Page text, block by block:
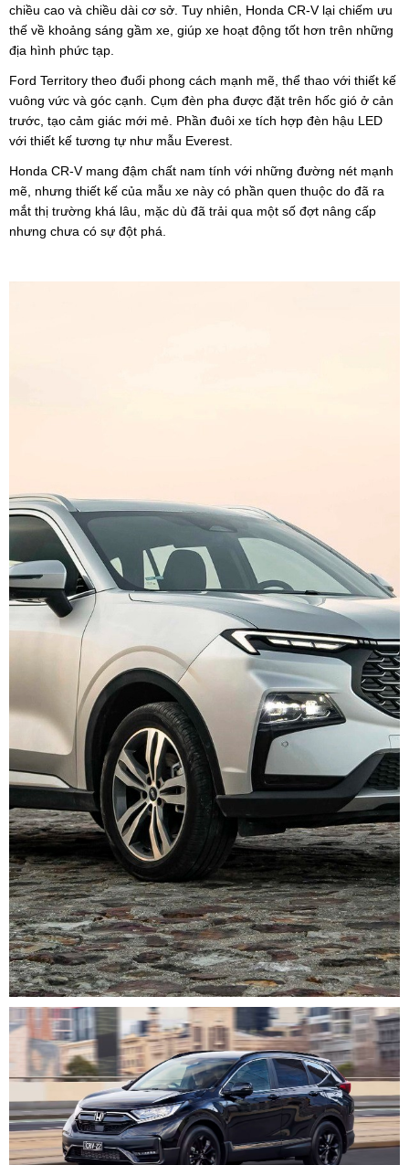
chiều cao và chiều dài cơ sở. Tuy nhiên, Honda CR-V lại chiếm ưu
thế về khoảng sáng gầm xe, giúp xe hoạt động tốt hơn trên những
địa hình phức tạp.
Ford Territory theo đuổi phong cách mạnh mẽ, thể thao với thiết kế
vuông vức và góc cạnh. Cụm đèn pha được đặt trên hốc gió ở cản
trước, tạo cảm giác mới mẻ. Phần đuôi xe tích hợp đèn hậu LED
với thiết kế tương tự như mẫu Everest.
Honda CR-V mang đậm chất nam tính với những đường nét mạnh
mẽ, nhưng thiết kế của mẫu xe này có phần quen thuộc do đã ra
mắt thị trường khá lâu, mặc dù đã trải qua một số đợt nâng cấp
nhưng chưa có sự đột phá.